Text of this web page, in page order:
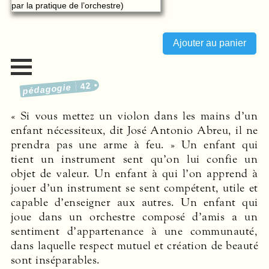
pédagogie 42
« Si vous mettez un violon dans les mains d’un
enfant nécessiteux, dit José Antonio Abreu, il ne
prendra pas une arme à feu. » Un enfant qui
tient un instrument sent qu’on lui confie un
objet de valeur. Un enfant à qui l’on apprend à
jouer d’un instrument se sent compétent, utile et
capable d’enseigner aux autres. Un enfant qui
joue dans un orchestre composé d’amis a un
sentiment d’appartenance à une commu­nauté,
dans laquelle respect mutuel et création de beauté
sont inséparables.